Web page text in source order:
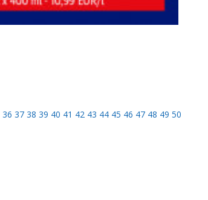
36 37 38 39 40 41 42 43 44 45 46 47 48 49 50